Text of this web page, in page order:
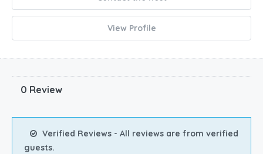
View Profile
0 Review
Verified Reviews - All reviews are from verified
guests.